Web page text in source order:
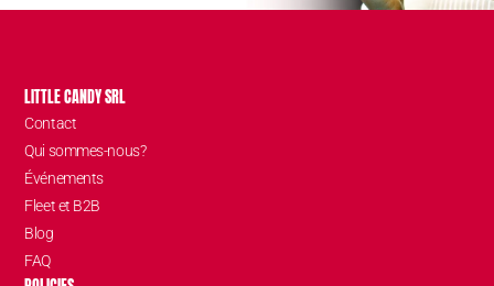
LITTLE CANDY SRL
Contact
Qui sommes-nous?
Événements
Fleet et B2B
Blog
FAQ